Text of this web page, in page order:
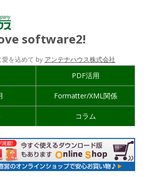
software2!
愛を込めて by アンテナハウス株式会社
PDF活用
Formatter/XML関係
コラム